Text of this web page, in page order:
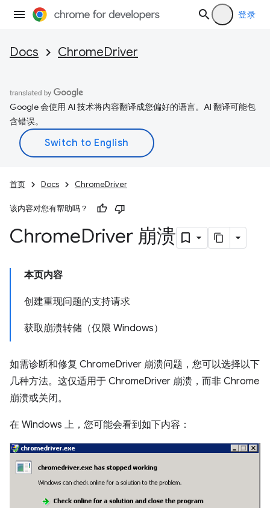
登录
Docs ChromeDriver
Google 会使用 AI 技术将内容翻译成您偏好的语言。AI 翻译可能包
含错误。
首页 Docs ChromeDriver
该内容对您有帮助吗？
ChromeDriver 崩溃
本页内容
创建重现问题的支持请求
获取崩溃转储（仅限 Windows）
如需诊断和修复 ChromeDriver 崩溃问题，您可以选择以下
几种方法。这仅适用于 ChromeDriver 崩溃，而非 Chrome
崩溃或关闭。
在 Windows 上，您可能会看到如下内容：